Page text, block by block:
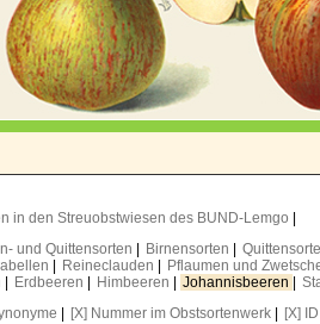
in den Streuobstwiesen des BUND-Lemgo
und Quittensorten Birnensorten
Reineclauden Pflaumen und
Erdbeeren Himbeeren Johannisbeeren
[X] Nummer im Obstsortenwerk [X]